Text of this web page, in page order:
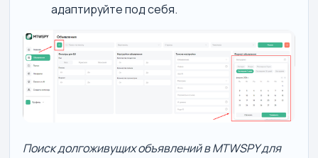
адаптируйте под себя.
Поиск долгоживущих объявлений в MTWSPY для